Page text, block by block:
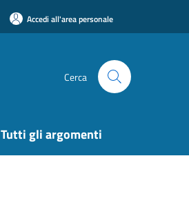
Accedi all'area personale
Cerca
Tutti gli argomenti